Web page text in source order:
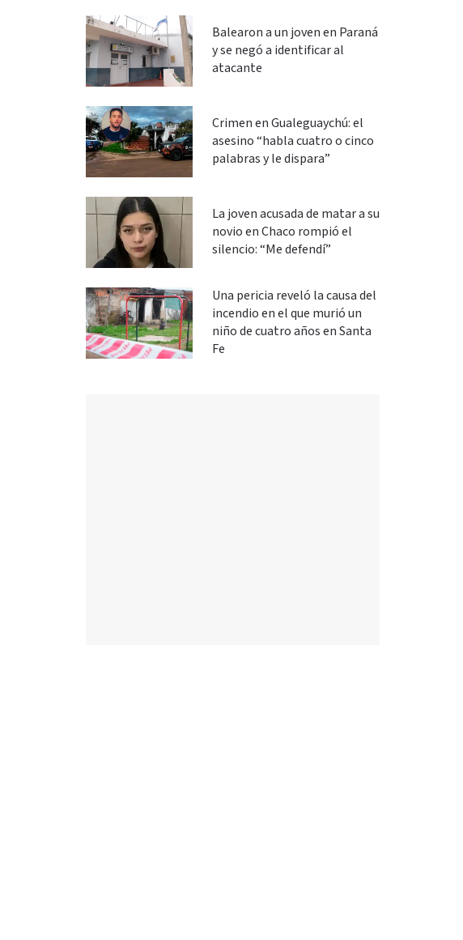
Balearon a un joven en Paraná
y se negó a identificar al
atacante
Crimen en Gualeguaychú: el
asesino “habla cuatro o cinco
palabras y le dispara”
La joven acusada de matar a su
novio en Chaco rompió el
silencio: “Me defendí”
Una pericia reveló la causa del
incendio en el que murió un
niño de cuatro años en Santa
Fe